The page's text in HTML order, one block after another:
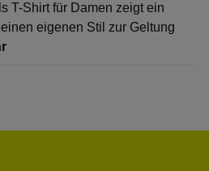
T-Shirt für Damen zeigt ein
eigenen Stil zur Geltung